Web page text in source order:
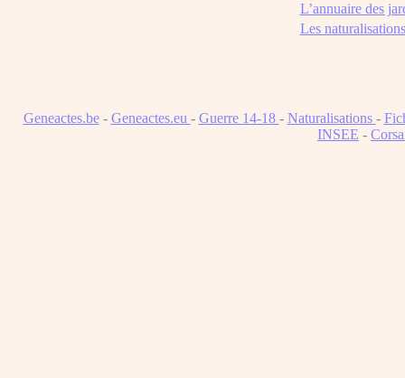
L’annuaire des
Les
Geneactes.be- Geneactes.eu - Guerre 14-18 - Naturalisations -
INSEE -